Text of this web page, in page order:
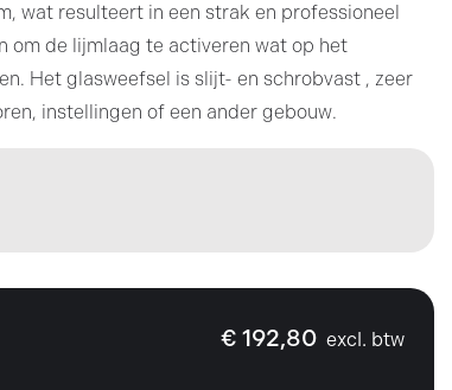
Prijsweergave
wat resulteert in een strak en professioneel
om de lijmlaag te activeren wat op het
Het glasweefsel is slijt- en schrobvast , zeer
instellingen of een ander gebouw.
€ 192,80 excl. btw